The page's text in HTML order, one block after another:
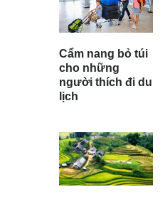
Cẩm nang bỏ túi
cho những
người thích đi du
lịch